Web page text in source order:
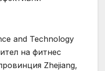
and Technology
на фитнес
Zhejiang,